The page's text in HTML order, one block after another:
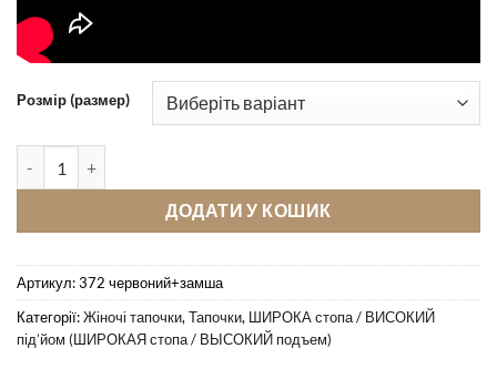
Розмір (размер)
ДОДАТИ У КОШИК
Артикул:372 червоний+замша
Категорії:Жіночі тапочки,Тапочки, ШИРОКА стопа / ВИСОКИЙ
під’йом (ШИРОКАЯ стопа / ВЫСОКИЙ подъем)